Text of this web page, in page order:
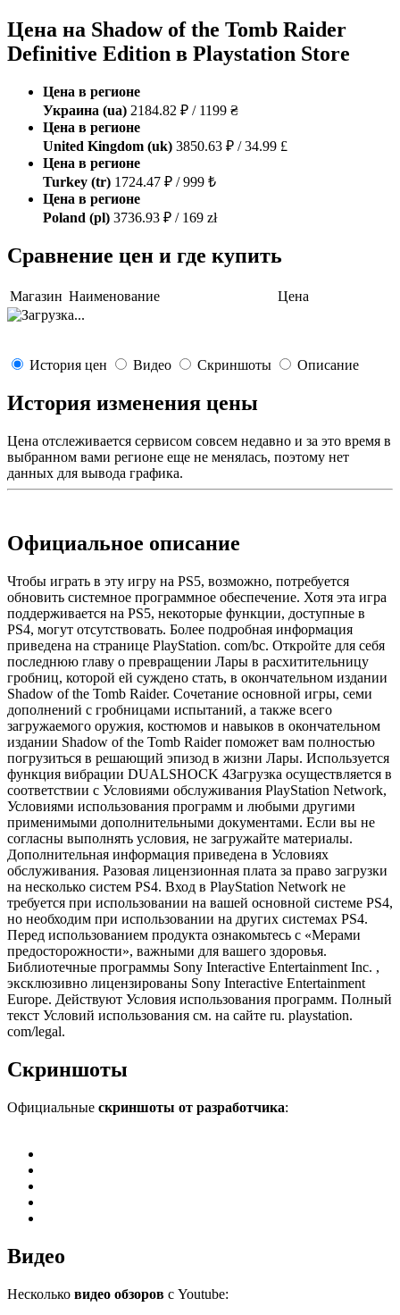
Цена на Shadow of the Tomb Raider
Definitive Edition в Playstation Store
Цена в регионе
Украина (ua) 2184.82 ₽ / 1199 ₴
Цена в регионе
United Kingdom (uk) 3850.63 ₽ / 34.99 £
Цена в регионе
Turkey (tr) 1724.47 ₽ / 999 ₺
Цена в регионе
Poland (pl) 3736.93 ₽ / 169 zł
Сравнение цен и где купить
Магазин Наименование Цена
История цен Видео Скриншоты Описание
История изменения цены
Цена отслеживается сервисом совсем недавно и за это время в
выбранном вами регионе еще не менялась, поэтому нет
данных для вывода графика.
Официальное описание
Чтобы играть в эту игру на PS5, возможно, потребуется
обновить системное программное обеспечение. Хотя эта игра
поддерживается на PS5, некоторые функции, доступные в
PS4, могут отсутствовать. Более подробная информация
приведена на странице PlayStation. com/bc. Откройте для себя
последнюю главу о превращении Лары в расхитительницу
гробниц, которой ей суждено стать, в окончательном издании
Shadow of the Tomb Raider. Сочетание основной игры, семи
дополнений с гробницами испытаний, а также всего
загружаемого оружия, костюмов и навыков в окончательном
издании Shadow of the Tomb Raider поможет вам полностью
погрузиться в решающий эпизод в жизни Лары. Используется
функция вибрации DUALSHOCK 4Загрузка осуществляется в
соответствии с Условиями обслуживания PlayStation Network,
Условиями использования программ и любыми другими
применимыми дополнительными документами. Если вы не
согласны выполнять условия, не загружайте материалы.
Дополнительная информация приведена в Условиях
обслуживания. Разовая лицензионная плата за право загрузки
на несколько систем PS4. Вход в PlayStation Network не
требуется при использовании на вашей основной системе PS4,
но необходим при использовании на других системах PS4.
Перед использованием продукта ознакомьтесь с «Мерами
предосторожности», важными для вашего здоровья.
Библиотечные программы Sony Interactive Entertainment Inc. ,
эксклюзивно лицензированы Sony Interactive Entertainment
Europe. Действуют Условия использования программ. Полный
текст Условий использования см. на сайте ru. playstation.
com/legal.
Скриншоты
Официальные скриншоты от разработчика:
Видео
Несколько видео обзоров с Youtube: